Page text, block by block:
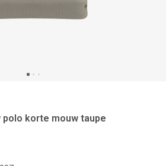
polo korte mouw taupe